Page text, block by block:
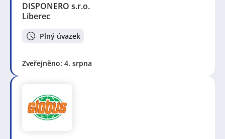
DISPONERO s.r.o.
Liberec
Plný úvazek
Zveřejněno: 4. srpna